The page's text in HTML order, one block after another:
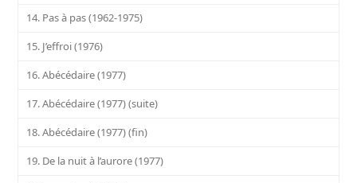
14. Pas à pas (1962-1975)
15. J’effroi (1976)
16. Abécédaire (1977)
17. Abécédaire (1977) (suite)
18. Abécédaire (1977) (fin)
19. De la nuit à l’aurore (1977)